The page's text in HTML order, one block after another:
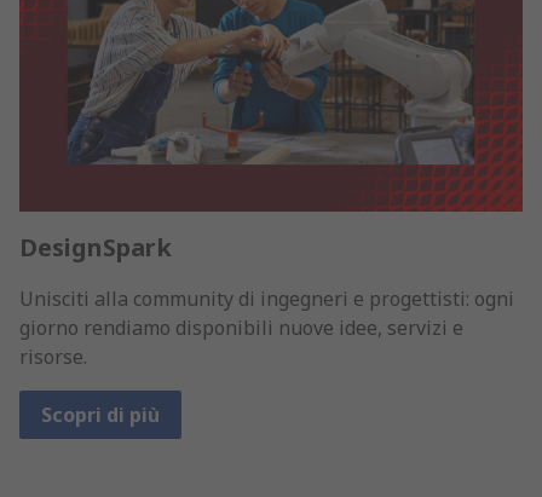
DesignSpark
Unisciti alla community di ingegneri e progettisti: ogni
giorno rendiamo disponibili nuove idee, servizi e
risorse.
Scopri di più